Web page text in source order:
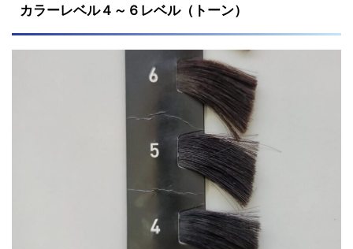
カラーレベル４～６レベル（トーン）